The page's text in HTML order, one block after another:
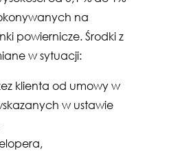
na
powiernicze. Środki z
w sytuacji:
klienta od umowy w
w ustawie